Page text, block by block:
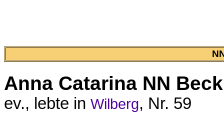
Anna Catarina NN
ev., lebte in Wilberg, Nr. 59